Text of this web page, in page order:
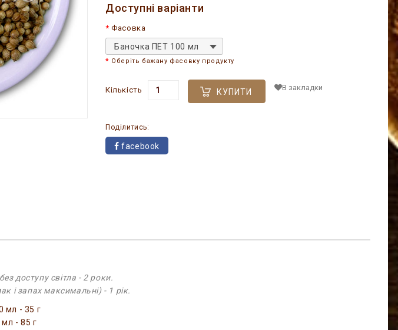
Доступні варіанти
Фасовка
Баночка ПЕТ 100 мл
Оберіть бажану фасовку продукту
Кількість КУПИТИ В закладки
Поділитись:
facebook
доступу світла - 2 роки.
і запах максимальні) - 1 рік.
мл - 35 г
- 85 г